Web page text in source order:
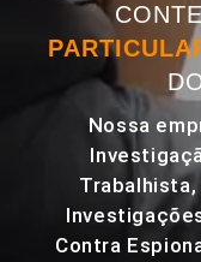
Nossa
Contra